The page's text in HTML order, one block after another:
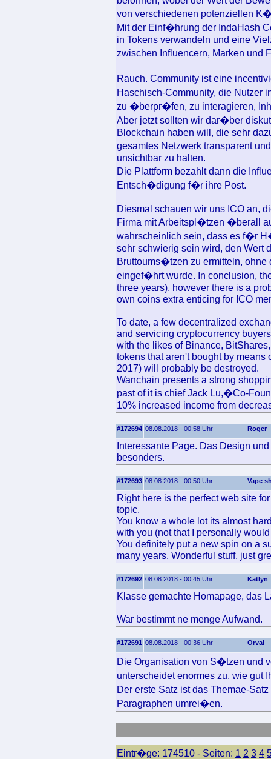
von verschiedenen potenziellen
Mit der Einf�hrung der IndaHash
in Tokens verwandeln und eine
zwischen Influencern, Marken und
Rauch. Community ist eine
Haschisch-Community, die Nutzer
zu �berpr�fen, zu interagieren,
Aber jetzt sollten wir dar�ber
Blockchain haben will, die sehr
gesamtes Netzwerk transparent
unsichtbar zu halten.
Die Plattform bezahlt dann die
Entsch�digung f�r ihre Post.
Diesmal schauen wir uns ICO an,
Firma mit Arbeitspl�tzen �berall
wahrscheinlich sein, dass es f�r
sehr schwierig sein wird, den Wert
Bruttoums�tzen zu ermitteln,
eingef�hrt wurde. In conclusion,
three years), however there is a
own coins extra enticing for ICO
To date, a few decentralized
and servicing cryptocurrency
with the likes of Binance,
tokens that aren't bought by means
2017) will probably be destroyed.
Wanchain presents a strong
past of it is chief Jack Lu,�Co-
10% increased income from
#172694 08.08.2018 - 00:58 Uhr Roger
Interessante Page. Das Design
besonders.
#172693 08.08.2018 - 00:50 Uhr Vape
Right here is the perfect web site
topic.
You know a whole lot its almost
with you (not that I personally
You definitely put a new spin on a
many years. Wonderful stuff, just
#172692 08.08.2018 - 00:45 Uhr Katlyn
Klasse gemachte Homapage, das
War bestimmt ne menge Aufwand.
#172691 08.08.2018 - 00:36 Uhr Orval
Die Organisation von S�tzen und
unterscheidet enormes zu, wie
Der erste Satz ist das Themae-
Paragraphen umrei�en.
Eintr�ge: 174510 - Seiten: 1 2 3 4